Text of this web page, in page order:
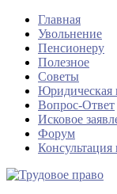
Главная
Увольнение
Пенсионеру
Полезное
Советы
Юридическая
Вопрос-Ответ
Исковое
Форум
Консультация